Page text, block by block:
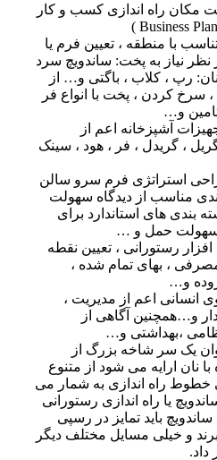
مکان راه اندازی کسب و کار
با منطقه ، تعیین فرم یا
نیاز به پخت: ساندویچ سرد
رپ ، کلاب ، باگتی و… از
کردن ، پخت با انواع فر
و…
آشپزخانه اعم از
، گریدل ، فر ، هود ، سینک
استراتژی فرم سرو سالن
مناسب از دیدگاه سهولت
های استاندارد برای
حمل و …
رستورانی ، تعیین نقطه
، بهای تمام شده ،
و…
انسانی اعم از مدیریت ،
و…همچنین آگاهی از
،بهداشتی و…
یک سر شاخه بزرگ از
نان ارایه می شود از متنوع
راه اندازی به شمار می
یا راه اندازی رستورانی
باید تمایز در رسپی
و خیلی مسایل مختلف دیگر